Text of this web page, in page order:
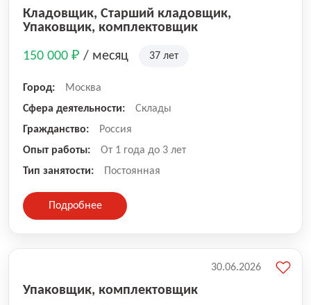
Кладовщик, Старший кладовщик,
Упаковщик, комплектовщик
150 000 ₽ / месяц 37 лет
Город:
Москва
Сфера деятельности:
Склады
Гражданство:
Россия
Опыт работы:
От 1 года до 3 лет
Тип занятости:
Постоянная
Подробнее
Упаковщик, комплектовщик
30.06.2026